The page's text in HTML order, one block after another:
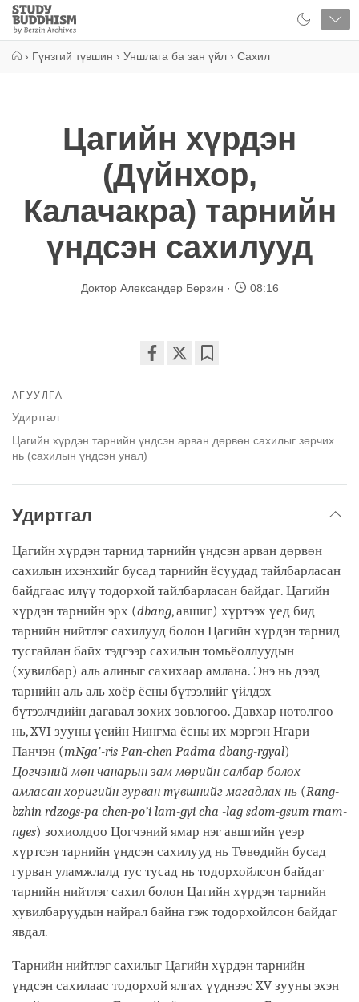
Close
Study
Buddhism
› Гүнзгий түвшин › Уншлага ба зан үйл › Сахил
Цагийн хүрдэн
(Дүйнхор,
Калачакра) тарнийн
үндсэн сахилууд
Доктор Александер Берзин 08:16
АГУУЛГА
Удиртгал
Цагийн хүрдэн тарнийн үндсэн арван дөрвөн сахилыг зөрчих
нь (сахилын үндсэн унал)
Удиртгал
Цагийн хүрдэн тарнид тарнийн үндсэн арван дөрвөн
сахилын ихэнхийг бусад тарнийн ёсуудад тайлбарласан
байдгаас илүү тодорхой тайлбарласан байдаг. Цагийн
хүрдэн тарнийн эрх (dbang, авшиг) хүртээх үед бид
тарнийн нийтлэг сахилууд болон Цагийн хүрдэн тарнид
тусгайлан байх тэдгээр сахилын томьёоллуудын
(хувилбар) аль алиныг сахихаар амлана. Энэ нь дээд
тарнийн аль аль хоёр ёсны бүтээлийг үйлдэх
бүтээлчдийн дагавал зохих зөвлөгөө. Давхар нотолгоо
нь, XVI зууны үеийн Нингма ёсны их мэргэн Нгари
Панчэн (mNga’-ris Pan-chen Padma dbang-rgyal)
Цогчэний мөн чанарын зам мөрийн салбар болох
амласан хоригийн гурван түвшнийг магадлах нь (Rang-
bzhin rdzogs-pa chen-po’i lam-gyi cha -lag sdom-gsum rnam-
nges) зохиолдоо Цогчэний ямар нэг авшгийн үеэр
хүртсэн тарнийн үндсэн сахилууд нь Төвөдийн бусад
гурван уламжлалд тус тусад нь тодорхойлсон байдаг
тарнийн нийтлэг сахил болон Цагийн хүрдэн тарнийн
хувилбаруудын найрал байна гэж тодорхойлсон байдаг
явдал.
Тарнийн нийтлэг сахилыг Цагийн хүрдэн тарнийн
үндсэн сахилаас тодорхой ялгах үүднээс XV зууны эхэн